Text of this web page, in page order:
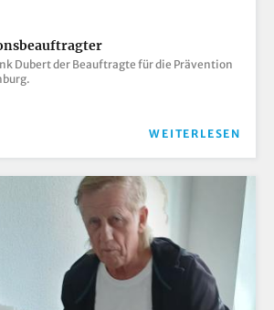
Dubert der Beauftragte für die Prävention
WEITERLESEN